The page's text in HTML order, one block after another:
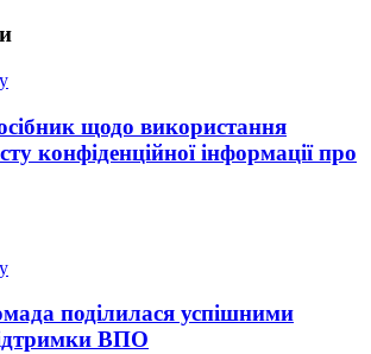
щодо використання
конфіденційної інформації про
поділилася успішними
ВПО